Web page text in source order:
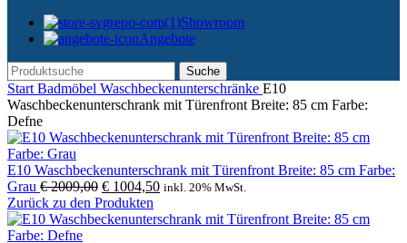
Showroom
Angebote
Suche
Start Badmöbel Waschbeckenunterschränke E10
Waschbeckenunterschrank mit Türenfront Breite: 85 cm Farbe:
Defne
E10 Waschbeckenunterschrank mit Türenfront Breite: 85 cm Farbe:
Grau €2009,00 Ursprünglicher
Preis
war:
€ 1004,50Aktueller
ist:
inkl. 20% MwSt.
Zurück zu den Produkten